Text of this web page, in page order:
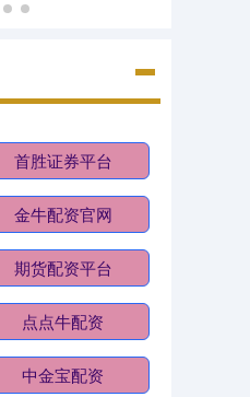
首胜证券平台
金牛配资官网
期货配资平台
点点牛配资
中金宝配资